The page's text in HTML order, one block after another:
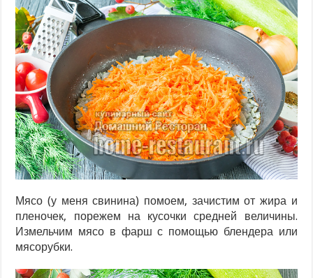
Мясо (у меня свинина) помоем, зачистим от жира и
пленочек, порежем на кусочки средней величины.
Измельчим мясо в фарш с помощью блендера или
мясорубки.